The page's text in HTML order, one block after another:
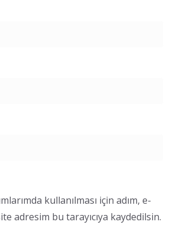
kullanılması için adım, e-
adresim bu tarayıcıya kaydedilsin.